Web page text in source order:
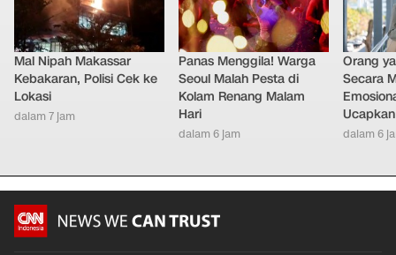
Mal Nipah Makassar
Kebakaran, Polisi Cek ke
Lokasi
dalam 7 jam
Panas Menggila! Warga
Seoul Malah Pesta di
Kolam Renang Malam
Hari
dalam 6 jam
Orang
Secara
dalam 6